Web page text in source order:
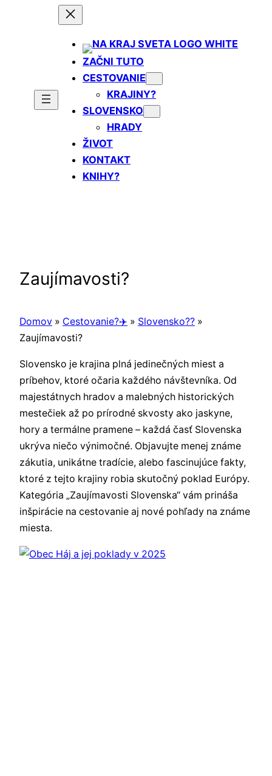
ZAČNI TUTO
CESTOVANIE
KRAJINY?
SLOVENSKO
HRADY
ŽIVOT
KONTAKT
KNIHY?
Zaujímavosti?
Domov » Cestovanie?✈️ » Slovensko?? »
Zaujímavosti?
Slovensko je krajina plná jedinečných miest a
príbehov, ktoré očaria každého návštevníka. Od
majestátnych hradov a malebných historických
mestečiek až po prírodné skvosty ako jaskyne,
hory a termálne pramene – každá časť Slovenska
ukrýva niečo výnimočné. Objavujte menej známe
zákutia, unikátne tradície, alebo fascinujúce fakty,
ktoré z tejto krajiny robia skutočný poklad Európy.
Kategória „Zaujímavosti Slovenska“ vám prináša
inšpirácie na cestovanie aj nové pohľady na známe
miesta.